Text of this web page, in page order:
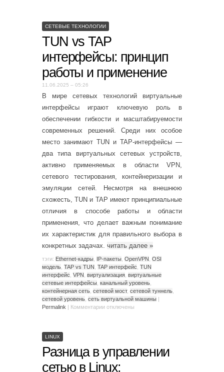
СЕТЕВЫЕ ТЕХНОЛОГИИ
TUN vs TAP
интерфейсы: принцип
работы и применение
11.06.2025 – 05:26
В мире сетевых технологий виртуальные
интерфейсы играют ключевую роль в
обеспечении гибкости и масштабируемости
современных решений. Среди них особое
место занимают TUN и TAP-интерфейсы —
два типа виртуальных сетевых устройств,
активно применяемых в области VPN,
сетевого тестирования, контейнеризации и
эмуляции сетей. Несмотря на внешнюю
схожесть, TUN и TAP имеют принципиальные
отличия в способе работы и области
применения, что делает важным понимание
их характеристик для правильного выбора в
конкретных задачах. читать далее »
тэги: Ethernet-кадры IP-пакеты OpenVPN OSI
модель TAP vs TUN TAP интерфейс TUN
интерфейс VPN виртуализация виртуальные
сетевые интерфейсы канальный уровень
контейнерная сеть сетевой мост, сетевой туннель
сетевой уровень сеть виртуальной машины |
Permalink | Комментарии отключены
LINUX
Разница в управлении
сетью в Linux: